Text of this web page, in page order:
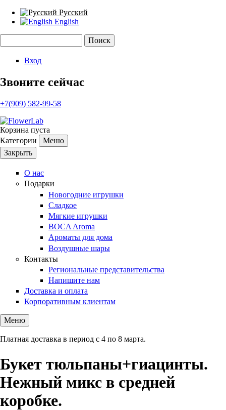
Русский
English
Форма поиска
Вход
Звоните сейчас
+7(909) 582-99-58
Корзина пуста
Категории
Меню
Закрыть
О нас
Подарки
Новогодние игрушки
Сладкое
Мягкие игрушки
BOCA Aroma
Ароматы для дома
Воздушные шары
Контакты
Региональные представительства
Напишите нам
Доставка и оплата
Корпоративным клиентам
Меню
Платная доставка в период с 4 по 8 марта.
Букет тюльпаны+гиацинты.
Нежный микс в средней
коробке.